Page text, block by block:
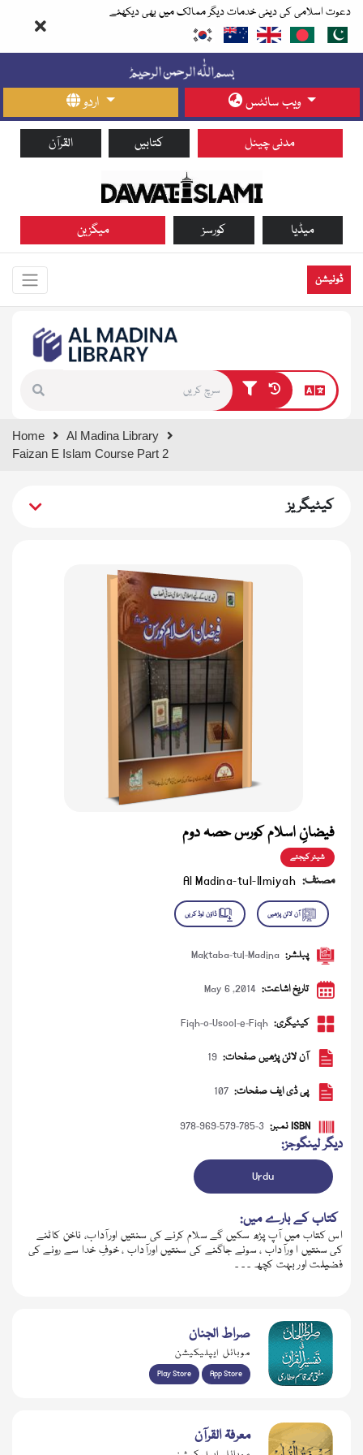
دعوت اسلامی کی دینی خدمات دیگر ممالک میں بھی دیکھئے
اردو ویب سائٹس
القرآن کتابیں مدنی چینل
میگزین کورسز میڈیا
ڈونیشن
results.
Home
Al Madina Library
Faizan E Islam Course Part 2
کیٹیگریز
فیضانِ اسلام کورس حصہ دوم
شیئر کیجئے
مصنف: Al Madina-tul-Ilmiyah
پبلشر: Maktaba-tul-Madina
تاریخ اشاعت: May 6 ,2014
کیٹیگری: Fiqh-o-Usool-e-Fiqh
آن لائن پڑھیں صفحات: 19
پی ڈی ایف صفحات: 107
ISBN نمبر: 978-969-579-785-3
دیگر لینگوجز:
Urdu
کتاب کے بارے میں:
اس کتاب میں آپ پڑھ سکیں گے سلام کرنے کی سنتیں اورآداب، ناخن کاٹنے
کی سنتیں ا ورآداب ، سونے جاگنے کی سنتیں اورآداب ، خوفِ خدا سے رونے کی
فضیلت اور بہت کچھ ۔ ۔ ۔
صراط الجنان
موبائل ایپلیکیشن
Play Store App Store
معرفۃ القرآن